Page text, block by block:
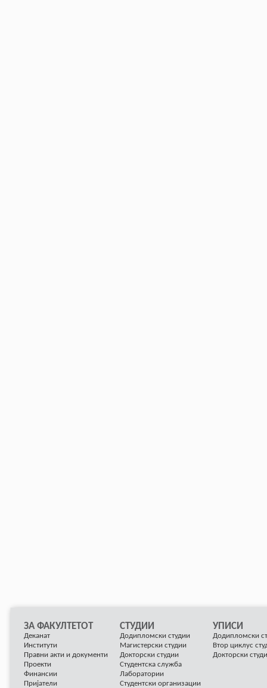
ЗА ФАКУЛТЕТОТ
Деканат
Институти
Правни акти и документи
Проекти
Финансии
Пријатели
СТУДИИ
Додипломски студии
Магистерски студии
Докторски студии
Студентска служба
Лаборатории
Студентски организации
УПИСИ
Додипломски
Втор циклус
Докторски